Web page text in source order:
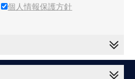
個人情報保護方針